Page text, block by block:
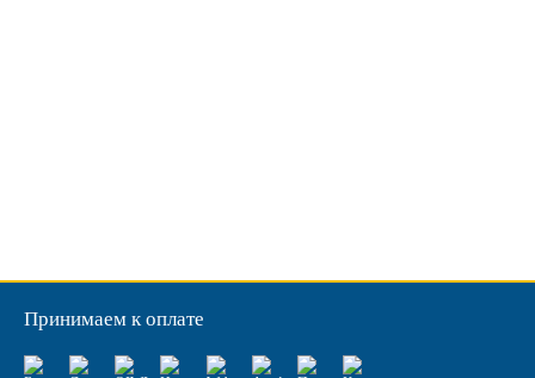
Принимаем к оплате